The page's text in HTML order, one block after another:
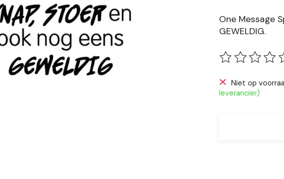
One Message
GEWELDIG.
De
Niet op
leverancier)